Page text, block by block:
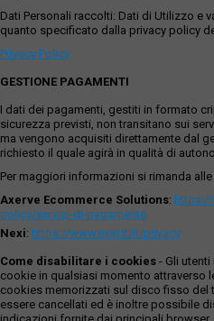
Dati Personali raccolti: Dati di Utilizzo e
quanto specificato dalla privacy policy
Privacy Policy
GESTIONE PAGAMENTI
I dati dei pagamenti, gestiti in formato
sicurezza previsti, non transitano sui
ma vengono acquisiti direttamente dal
richiesto il quale agirà in qualità di
Per maggiori informazioni si rimanda
Axerve Ecommerce Solutions: https://
policy/servizi-di-pagamento
Nexi: https://www.nexi.it/it/privacy
Come disabilitare i cookies - Gli
cookie in qualsiasi momento attraverso
cookies memorizzati sul disco fisso
essere cancellati ed è inoltre possibile